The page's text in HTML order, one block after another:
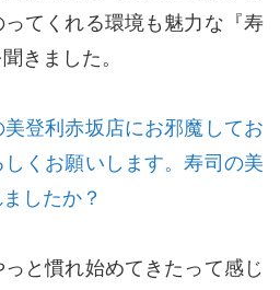
てくれる環境も魅力な『寿
きました。
登利赤坂店にお邪魔してお
くお願いします。寿司の美
したか？
と慣れ始めてきたって感じ